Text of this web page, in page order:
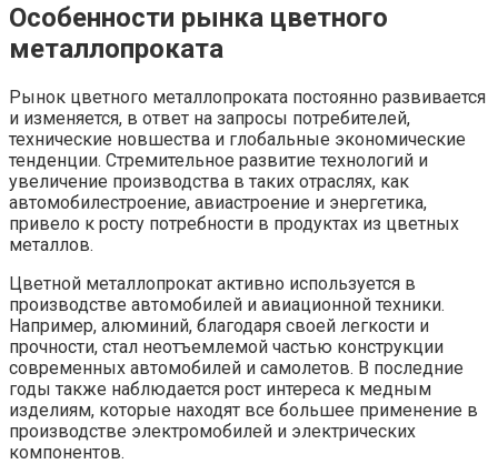
Особенности рынка цветного
металлопроката
Рынок цветного металлопроката постоянно развивается
и изменяется, в ответ на запросы потребителей,
технические новшества и глобальные экономические
тенденции. Стремительное развитие технологий и
увеличение производства в таких отраслях, как
автомобилестроение, авиастроение и энергетика,
привело к росту потребности в продуктах из цветных
металлов.
Цветной металлопрокат активно используется в
производстве автомобилей и авиационной техники.
Например, алюминий, благодаря своей легкости и
прочности, стал неотъемлемой частью конструкции
современных автомобилей и самолетов. В последние
годы также наблюдается рост интереса к медным
изделиям, которые находят все большее применение в
производстве электромобилей и электрических
компонентов.